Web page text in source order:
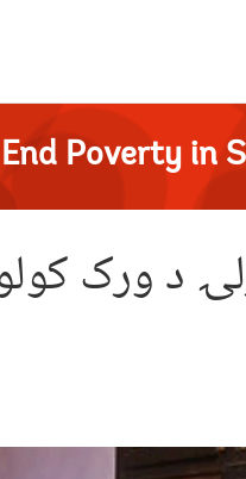
End Poverty in
د ورک